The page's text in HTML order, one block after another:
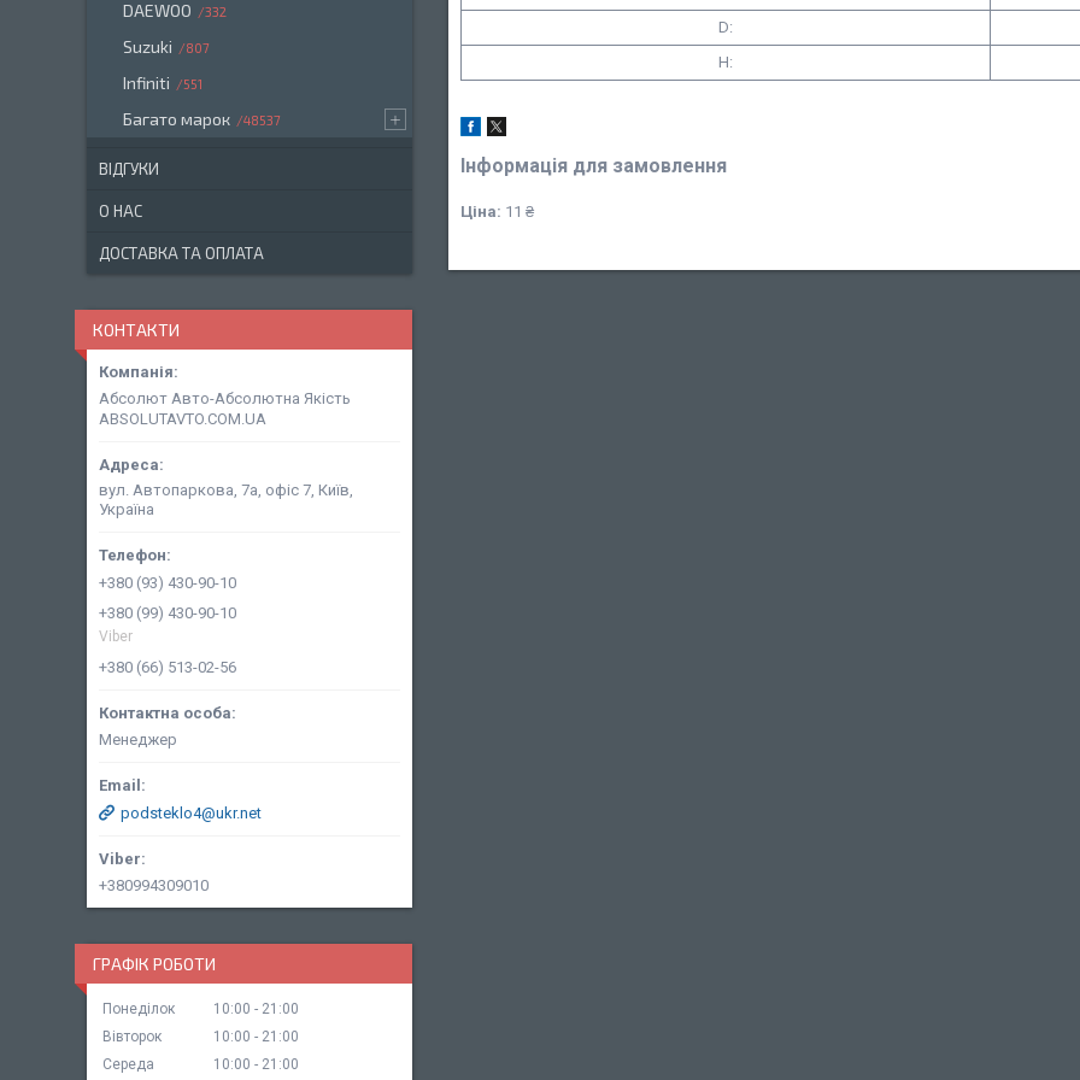
D:
H:
Інформація для замовлення
Ціна: 11 ₴
DAEWOO 332
Suzuki 807
Infiniti 551
Багато марок 48537
ВІДГУКИ
О НАС
ДОСТАВКА ТА ОПЛАТА
КОНТАКТИ
Абсолют Авто-Абсолютна Якість
ABSOLUTAVTO.COM.UA
вул. Автопаркова, 7а, офіс 7, Київ,
Україна
+380 (93) 430-90-10
+380 (99) 430-90-10
Viber
+380 (66) 513-02-56
Менеджер
podsteklo4@ukr.net
+380994309010
ГРАФІК РОБОТИ
Понеділок 10:00
21:00
Вівторок
10:00
21:00
Середа
10:00 21:00